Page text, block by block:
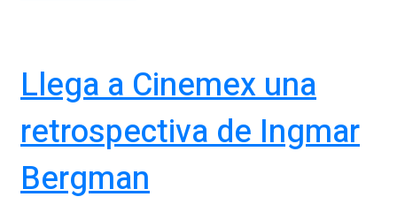
Llega a Cinemex una
retrospectiva de Ingmar
Bergman